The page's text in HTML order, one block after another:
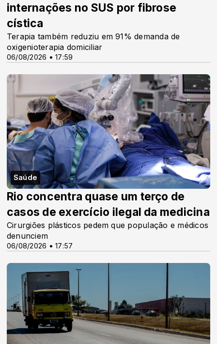
06/08/2026 • 17:59
internações no SUS por fibrose
cística
Terapia também reduziu em 91% demanda de
oxigenioterapia domiciliar
Saúde
06/08/2026 • 17:57
Rio concentra quase um terço de
casos de exercício ilegal da medicina
Cirurgiões plásticos pedem que população e médicos
denunciem